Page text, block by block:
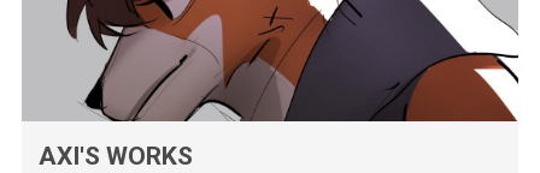
AXI'S WORKS